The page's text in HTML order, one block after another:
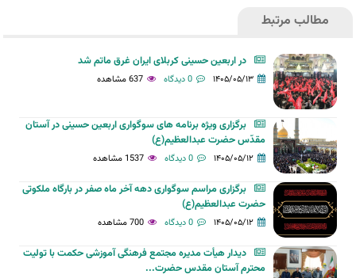
مطالب مرتبط
در اربعین حسینی کربلای ایران غرق ماتم شد
۱۴۰۵/۰۵/۱۳ 0 دیدگاه 637 مشاهده
برگزاری ویژه برنامه های سوگواری اربعین حسینی در آستان
مقدّس حضرت عبدالعظیم(ع)
۱۴۰۵/۰۵/۱۲ 0 دیدگاه 1537 مشاهده
برگزاری مراسم سوگواری دهه آخر ماه صفر در بارگاه ملکوتی
حضرت عبدالعظیم(ع)
۱۴۰۵/۰۵/۱۲ 0 دیدگاه 700 مشاهده
دیدار هیأت مدیره مجتمع فرهنگی آموزشی حکمت با تولیت
محترم آستان مقدس حضرت...